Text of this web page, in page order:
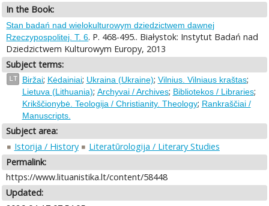
In the Book:
Stan badań nad wielokulturowym dziedzictwem dawnej
Rzeczypospolitej. T. 6. P. 468-495.. Białystok: Instytut Badań nad
Dziedzictwem Kulturowym Europy, 2013
Subject terms:
LT Biržai; Kėdainiai; Ukraina (Ukraine); Vilnius. Vilniaus kraštas;
Lietuva (Lithuania); Archyvai / Archives; Bibliotekos / Libraries;
Krikščionybė. Teologija / Christianity. Theology; Rankraščiai /
Manuscripts.
Subject area:
Istorija / History
Literatūrologija / Literary Studies
Permalink:
https://www.lituanistika.lt/content/58448
Updated: